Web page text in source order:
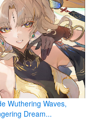
Wuthering Waves,
Dream...